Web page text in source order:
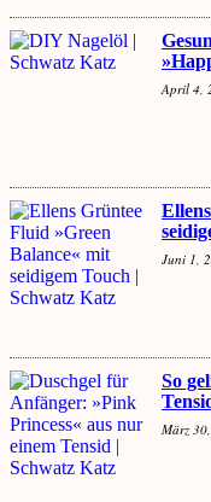
April 4,
Juni 1,
So
März